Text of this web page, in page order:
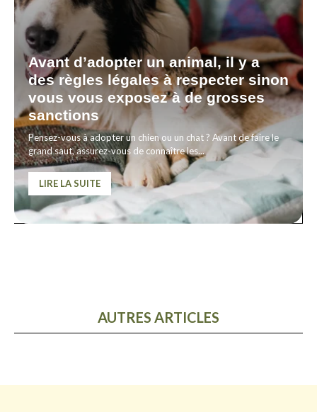
Avant d’adopter un animal, il y a
des règles légales à respecter sinon
vous vous exposez à de grosses
sanctions
Pensez-vous à adopter un chien ou un chat ? Avant de faire le
grand saut, assurez-vous de connaître les...
LIRE LA SUITE
AUTRES ARTICLES